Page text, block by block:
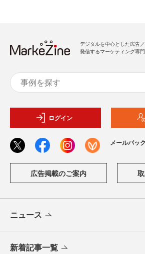
デジタルを中心とした広告
発信するマーケティング専門
ログイン
メールバッ
広告掲載のご案内
ニュース
新着記事一覧